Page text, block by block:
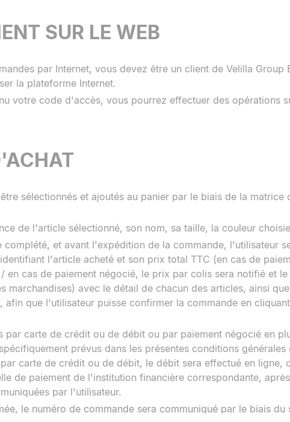
SUR LE WEB
par Internet, vous devez être un client de Velilla Group
la plateforme Internet.
votre code d'accès, vous pourrez effectuer des opérations
sélectionnés et ajoutés au panier par le biais de la matrice
de l'article sélectionné, son nom, sa taille, la couleur
et avant l'expédition de la commande, l'utilisateur
l'article acheté et son prix total TTC (en cas de
en cas de paiement négocié, le prix par colis sera notifié et
marchandises) avec le détail de chacun des articles, ainsi
que l'utilisateur puisse confirmer la commande en
par carte de crédit ou de débit ou par paiement négocié en
prévus dans les présentes conditions
carte de crédit ou de débit, le débit sera effectué en ligne,
de paiement de l'institution financière correspondante,
par l'utilisateur.
le numéro de commande sera communiqué par le biais du